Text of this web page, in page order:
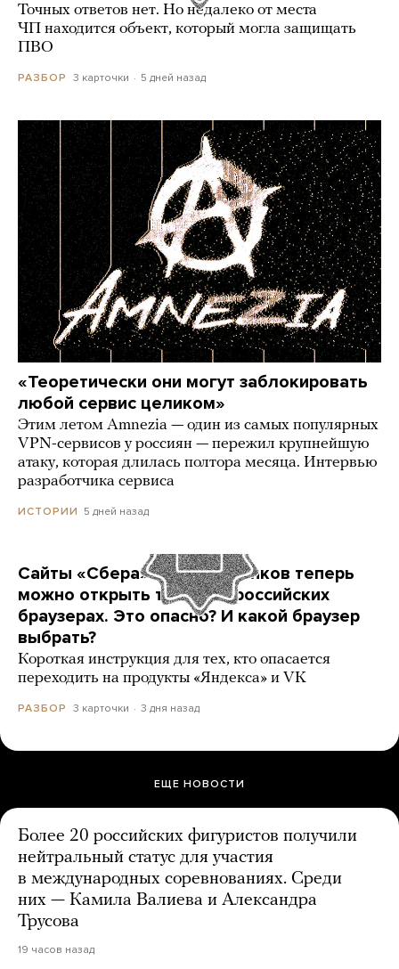
Точных ответов нет. Но недалеко от места
ЧП находится объект, который могла защищать
ПВО
РАЗБОР 3 карточки 5 дней назад
«Теоретически они могут заблокировать
любой сервис целиком»
Этим летом Amnezia — один из самых популярных
VPN-сервисов у россиян — пережил крупнейшую
атаку, которая длилась полтора месяца. Интервью
разработчика сервиса
ИСТОРИИ 5 дней назад
Сайты «Сбера» и других банков теперь
можно открыть только в российских
браузерах. Это опасно? И какой браузер
выбрать?
Короткая инструкция для тех, кто опасается
переходить на продукты «Яндекса» и VK
РАЗБОР 3 карточки 3 дня назад
ЕЩЕ НОВОСТИ
Более 20 российских фигуристов получили
нейтральный статус для участия
в международных соревнованиях. Среди
них — Камила Валиева и Александра
Трусова
19 часов назад